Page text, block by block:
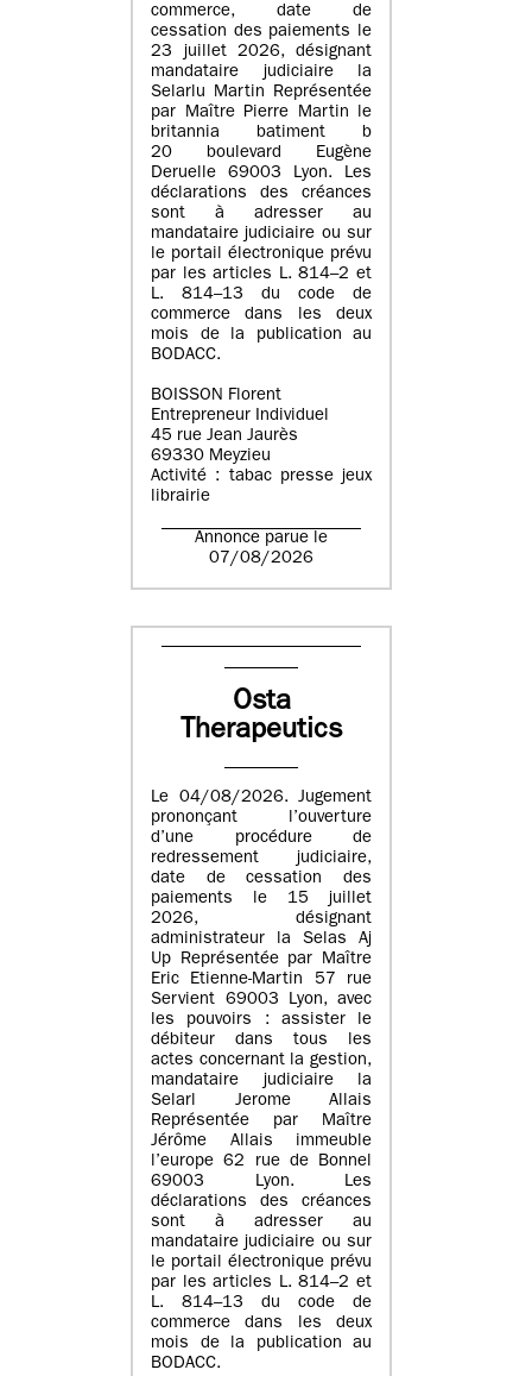
commerce, date de
cessation des paiements le
23 juillet 2026, désignant
mandataire judiciaire la
Selarlu Martin Représentée
par Maître Pierre Martin le
britannia batiment b
20 boulevard Eugène
Deruelle 69003 Lyon. Les
déclarations des créances
sont à adresser au
mandataire judiciaire ou sur
le portail électronique prévu
par les articles L. 814–2 et
L. 814–13 du code de
commerce dans les deux
mois de la publication au
BODACC.
BOISSON Florent
Entrepreneur Individuel
45 rue Jean Jaurès
69330 Meyzieu
Activité : tabac presse jeux
librairie
Annonce parue le
07/08/2026
Osta
Therapeutics
Le 04/08/2026. Jugement
prononçant l’ouverture
d’une procédure de
redressement judiciaire,
date de cessation des
paiements le 15 juillet
2026, désignant
administrateur la Selas Aj
Up Représentée par Maître
Eric Etienne-Martin 57 rue
Servient 69003 Lyon, avec
les pouvoirs : assister le
débiteur dans tous les
actes concernant la gestion,
mandataire judiciaire la
Selarl Jerome Allais
Représentée par Maître
Jérôme Allais immeuble
l’europe 62 rue de Bonnel
69003 Lyon. Les
déclarations des créances
sont à adresser au
mandataire judiciaire ou sur
le portail électronique prévu
par les articles L. 814–2 et
L. 814–13 du code de
commerce dans les deux
mois de la publication au
BODACC.